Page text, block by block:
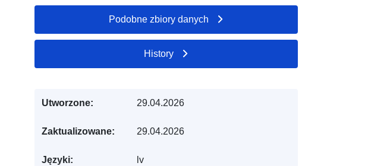
Podobne zbiory danych
History
Utworzone: 29.04.2026
Zaktualizowane: 29.04.2026
Języki: lv